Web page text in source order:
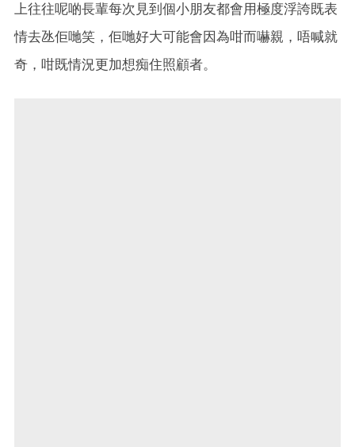
上往往呢啲長輩每次見到個小朋友都會用極度浮誇既表
情去氹佢哋笑，佢哋好大可能會因為咁而嚇親，唔喊就
奇，咁既情況更加想痴住照顧者。